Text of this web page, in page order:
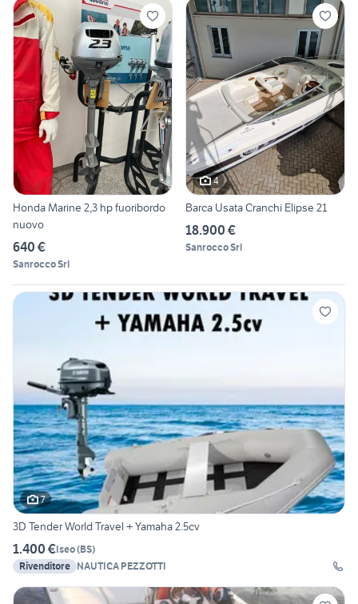
Honda Marine 2,3 hp fuoribordo
nuovo
640 €
Sanrocco Srl
4
Barca Usata Cranchi Elipse 21
18.900 €
Sanrocco Srl
7
3D Tender World Travel + Yamaha 2.5cv
1.400 €Iseo(BS)
Rivenditore NAUTICA PEZZOTTI